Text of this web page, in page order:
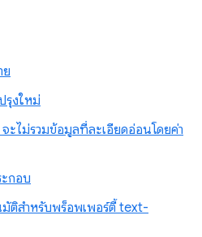
ย
รุงใหม่
ะไม่รวมข้อมูลที่ละเอียดอ่อนโดยค่า
กอบ
มัติสำหรับพร็อพเพอร์ตี้ text-